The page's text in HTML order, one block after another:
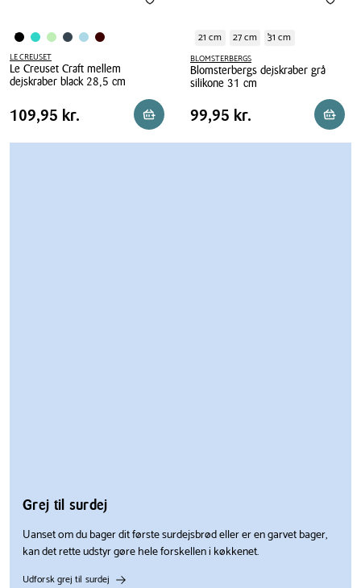
LE CREUSET
Le Creuset Craft mellem
dejskraber black 28,5 cm
Le
Creuset
Craft
Pris
Pris 109,95 kr.
109,95 kr. Reservér i butik
21 cm 27 cm 31 cm
BLOMSTERBERGS
Blomsterbergs dejskraber grå
silikone 31 cm
Blomsterbergs
dejskraber
grå
Pris
Pris 99,95 kr.
99,95 kr.
Grej til surdej
Uanset om du bager dit første surdejsbrød eller er en garvet bager,
kan det rette udstyr gøre hele forskellen i køkkenet.
Udforsk grej til surdej